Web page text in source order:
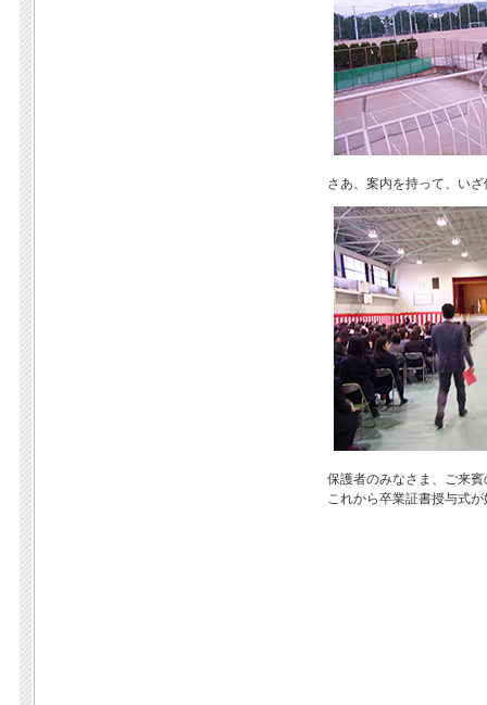
さあ、案内を持って、い
保護者のみなさま、ご来
これから卒業証書授与式